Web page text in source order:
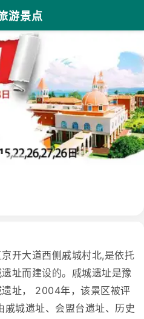
游景点
开大道西侧戚城村北,是依托
址而建设的。戚城遗址是豫
址， 2004年，该景区被评
城遗址、会盟台遗址、历史